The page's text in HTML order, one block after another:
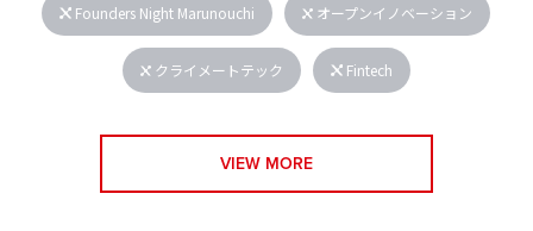
Founders Night Marunouchi オープンイノベーション
クライメートテック Fintech
VIEW MORE